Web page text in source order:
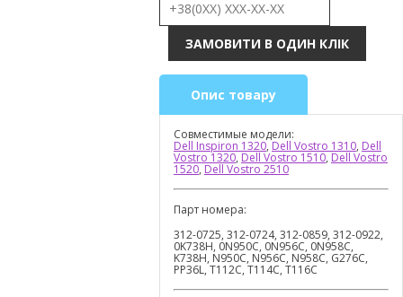
Опис товару
Совместимые модели:
Dell Inspiron 1320, Dell Vostro 1310, Dell
Vostro 1320, Dell Vostro 1510, Dell Vostro
1520, Dell Vostro 2510
Парт номера:
312-0725, 312-0724, 312-0859, 312-0922,
0K738H, 0N950C, 0N956C, 0N958C,
K738H, N950C, N956C, N958C, G276C,
PP36L, T112C, T114C, T116C